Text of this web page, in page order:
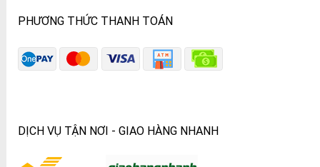
PHƯƠNG THỨC THANH TOÁN
DỊCH VỤ TẬN NƠI - GIAO HÀNG NHANH